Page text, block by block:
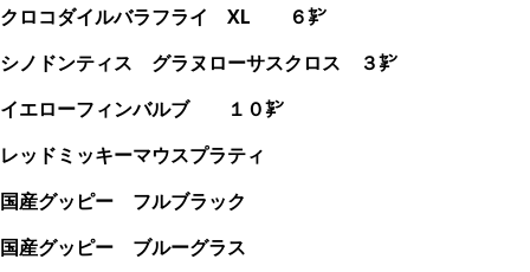
クロコダイルバラフライ XL ６㌢
シノドンティス グラヌローサスクロス ３㌢
イエローフィンバルブ １０㌢
レッドミッキーマウスプラティ
国産グッピー フルブラック
国産グッピー ブルーグラス